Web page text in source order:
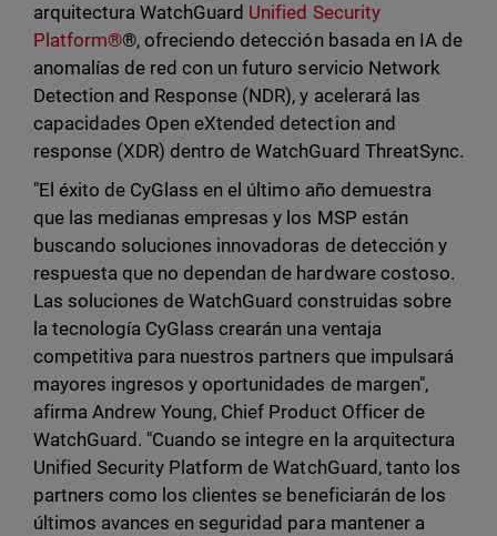
arquitectura WatchGuard Unified Security
Platform®®, ofreciendo detección basada en IA de
anomalías de red con un futuro servicio Network
Detection and Response (NDR), y acelerará las
capacidades Open eXtended detection and
response (XDR) dentro de WatchGuard ThreatSync.
"El éxito de CyGlass en el último año demuestra
que las medianas empresas y los MSP están
buscando soluciones innovadoras de detección y
respuesta que no dependan de hardware costoso.
Las soluciones de WatchGuard construidas sobre
la tecnología CyGlass crearán una ventaja
competitiva para nuestros partners que impulsará
mayores ingresos y oportunidades de margen",
afirma Andrew Young, Chief Product Officer de
WatchGuard. "Cuando se integre en la arquitectura
Unified Security Platform de WatchGuard, tanto los
partners como los clientes se beneficiarán de los
últimos avances en seguridad para mantener a